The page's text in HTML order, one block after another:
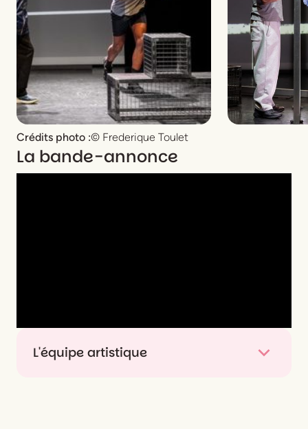
Crédits photo :© Frederique Toulet
La bande-annonce
L'équipe artistique